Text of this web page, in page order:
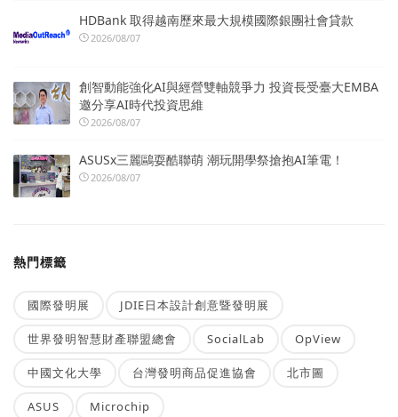
HDBank 取得越南歷來最大規模國際銀團社會貸款
2026/08/07
創智動能強化AI與經營雙軸競爭力 投資長受臺大EMBA
邀分享AI時代投資思維
2026/08/07
ASUSx三麗鷗耍酷聯萌 潮玩開學祭搶抱AI筆電！
2026/08/07
熱門標籤
國際發明展 JDIE日本設計創意暨發明展
世界發明智慧財產聯盟總會 SocialLab OpView
中國文化大學 台灣發明商品促進協會 北市圖
ASUS Microchip